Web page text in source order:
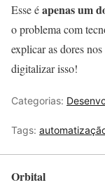
Esse éapenas um
o problema com
explicar as dores
digitalizar isso!
Categorias:
Tags:
Orbital